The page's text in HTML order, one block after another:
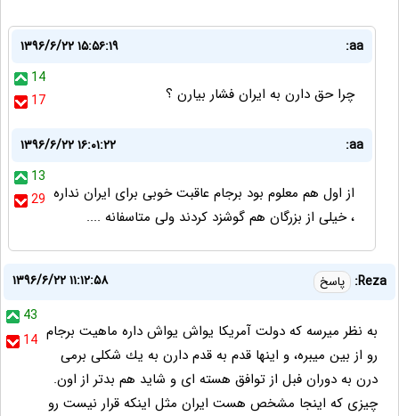
aa:
۱۳۹۶/۶/۲۲ ۱۵:۵۶:۱۹
14
17
چرا حق دارن به ایران فشار بیارن ؟
aa:
۱۳۹۶/۶/۲۲ ۱۶:۰۱:۲۲
13
29 از اول هم معلوم بود برجام عاقبت خوبی برای ایران نداره
، خیلی از بزرگان هم گوشزد کردند ولی متاسفانه ....
Reza: پاسخ
۱۳۹۶/۶/۲۲ ۱۱:۱۲:۵۸
43
14 به نظر ميرسه كه دولت آمريكا يواش يواش داره ماهيت برجام
رو از بين ميبره، و اينها قدم به قدم دارن به يك شكلى برمى
درن به دوران فبل از توافق هسته اى و شايد هم بدتر از اون.
چيزى كه اينجا مشخص هست ايران مثل اينكه قرار نيست رو